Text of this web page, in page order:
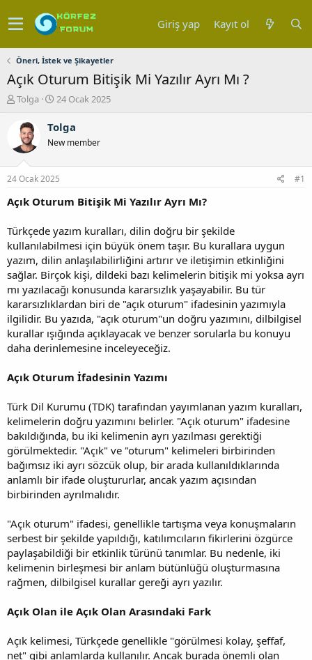
Giriş yap Kayıt ol
Öneri, İstek ve Şikayetler
Açık Oturum Bitişik Mi Yazılır Ayrı Mı ?
K
n
u
y
b
a
ş
l
t
a
n
Tolga
B
ş
a
g
ı
ç
r
i
h
i
24 Ocak 2025
Tolga
New member
24 Ocak 2025 #1
Açık Oturum Bitişik Mi Yazılır Ayrı Mı?
Türkçede yazım kuralları, dilin doğru bir şekilde
kullanılabilmesi için büyük önem taşır. Bu kurallara uygun
yazım, dilin anlaşılabilirliğini artırır ve iletişimin etkinliğini
sağlar. Birçok kişi, dildeki bazı kelimelerin bitişik mi yoksa ayrı
mı yazılacağı konusunda kararsızlık yaşayabilir. Bu tür
kararsızlıklardan biri de "açık oturum" ifadesinin yazımıyla
ilgilidir. Bu yazıda, "açık oturum"un doğru yazımını, dilbilgisel
kurallar ışığında açıklayacak ve benzer sorularla bu konuyu
daha derinlemesine inceleyeceğiz.
Açık Oturum İfadesinin Yazımı
Türk Dil Kurumu (TDK) tarafından yayımlanan yazım kuralları,
kelimelerin doğru yazımını belirler. "Açık oturum" ifadesine
bakıldığında, bu iki kelimenin ayrı yazılması gerektiği
görülmektedir. "Açık" ve "oturum" kelimeleri birbirinden
bağımsız iki ayrı sözcük olup, bir arada kullanıldıklarında
anlamlı bir ifade oluştururlar, ancak yazım açısından
birbirinden ayrılmalıdır.
"Açık oturum" ifadesi, genellikle tartışma veya konuşmaların
serbest bir şekilde yapıldığı, katılımcıların fikirlerini özgürce
paylaşabildiği bir etkinlik türünü tanımlar. Bu nedenle, iki
kelimenin birleşmesi bir anlam bütünlüğü oluşturmasına
rağmen, dilbilgisel kurallar gereği ayrı yazılır.
Açık Olan ile Açık Olan Arasındaki Fark
Açık kelimesi, Türkçede genellikle "görülmesi kolay, şeffaf,
net" gibi anlamlarda kullanılır. Ancak burada önemli olan